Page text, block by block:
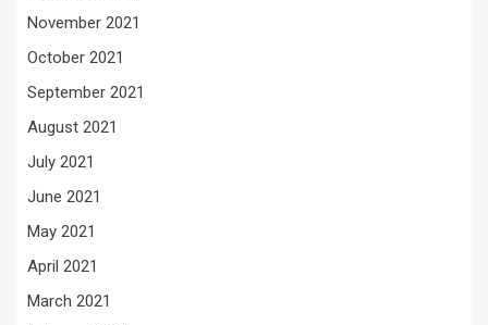
November 2021
October 2021
September 2021
August 2021
July 2021
June 2021
May 2021
April 2021
March 2021